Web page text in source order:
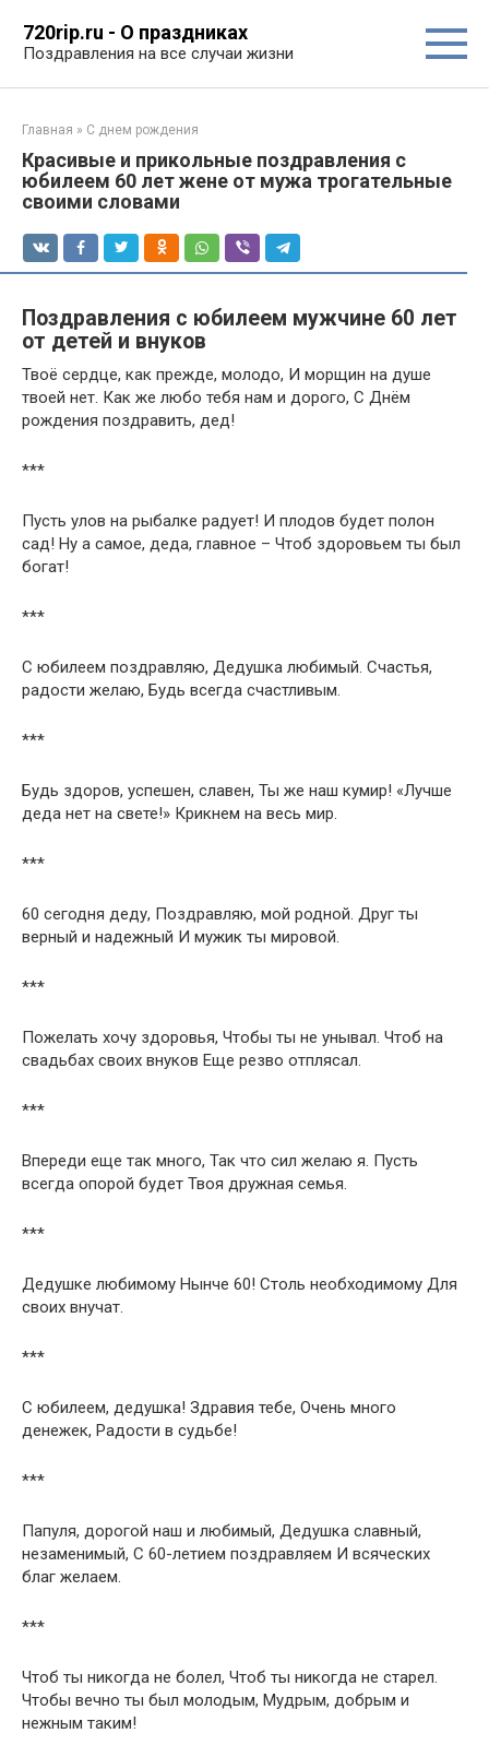
контенту
720rip.ru - О праздниках
Поздравления на все случаи жизни
Главная » С днем рождения
Красивые и прикольные поздравления с
юбилеем 60 лет жене от мужа трогательные
своими словами
Поздравления с юбилеем мужчине 60 лет
от детей и внуков
Твоё сердце, как прежде, молодо, И морщин на душе
твоей нет. Как же любо тебя нам и дорого, С Днём
рождения поздравить, дед!
***
Пусть улов на рыбалке радует! И плодов будет полон
сад! Ну а самое, деда, главное – Чтоб здоровьем ты был
богат!
***
С юбилеем поздравляю, Дедушка любимый. Счастья,
радости желаю, Будь всегда счастливым.
***
Будь здоров, успешен, славен, Ты же наш кумир! «Лучше
деда нет на свете!» Крикнем на весь мир.
***
60 сегодня деду, Поздравляю, мой родной. Друг ты
верный и надежный И мужик ты мировой.
***
Пожелать хочу здоровья, Чтобы ты не унывал. Чтоб на
свадьбах своих внуков Еще резво отплясал.
***
Впереди еще так много, Так что сил желаю я. Пусть
всегда опорой будет Твоя дружная семья.
***
Дедушке любимому Нынче 60! Столь необходимому Для
своих внучат.
***
С юбилеем, дедушка! Здравия тебе, Очень много
денежек, Радости в судьбе!
***
Папуля, дорогой наш и любимый, Дедушка славный,
незаменимый, С 60-летием поздравляем И всяческих
благ желаем.
***
Чтоб ты никогда не болел, Чтоб ты никогда не старел.
Чтобы вечно ты был молодым, Мудрым, добрым и
нежным таким!